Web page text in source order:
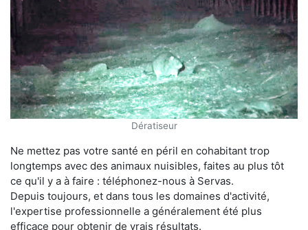
Dératiseur
Ne mettez pas votre santé en péril en cohabitant trop
longtemps avec des animaux nuisibles, faites au plus tôt
ce qu'il y a à faire : téléphonez-nous à Servas.
Depuis toujours, et dans tous les domaines d'activité,
l'expertise professionnelle a généralement été plus
efficace pour obtenir de vrais résultats.